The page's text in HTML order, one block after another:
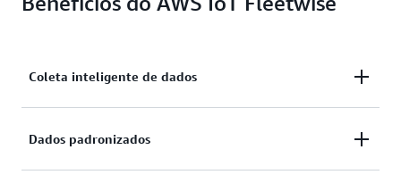
Coleta inteligente de dados
dados inteligente que envia apenas os dados de que
você precisa para a nuvem para análise.
Dados padronizados